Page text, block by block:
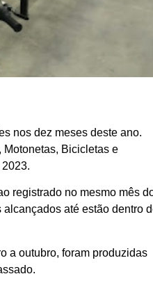
nos dez meses deste ano.
Bicicletas e
registrado no mesmo mês
até estão dentro
a outubro, foram produzidas